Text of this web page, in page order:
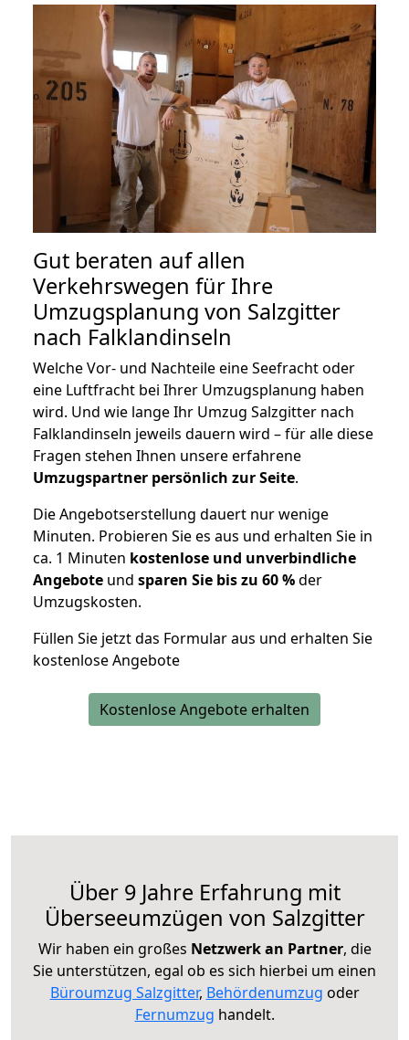
Gut beraten auf allen
Verkehrswegen für Ihre
Umzugsplanung von Salzgitter
nach Falklandinseln
Welche Vor- und Nachteile eine Seefracht oder
eine Luftfracht bei Ihrer Umzugsplanung haben
wird. Und wie lange Ihr Umzug Salzgitter nach
Falklandinseln jeweils dauern wird – für alle diese
Fragen stehen Ihnen unsere erfahrene
Umzugspartner persönlich zur Seite.
Die Angebotserstellung dauert nur wenige
Minuten. Probieren Sie es aus und erhalten Sie in
ca. 1 Minuten kostenlose und unverbindliche
Angebote und sparen Sie bis zu 60 %der
Umzugskosten.
Füllen Sie jetzt das Formular aus und erhalten Sie
kostenlose Angebote
Kostenlose Angebote erhalten
Über 9 Jahre Erfahrung mit
Überseeumzügen von Salzgitter
Wir haben ein großes Netzwerk an Partner, die
Sie unterstützen, egal ob es sich hierbei um einen
Büroumzug Salzgitter, Behördenumzug oder
Fernumzug handelt.